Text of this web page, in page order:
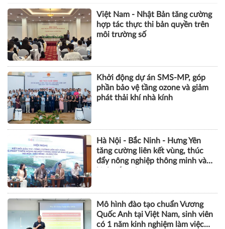
Việt Nam - Nhật Bản tăng cường
hợp tác thực thi bản quyền trên
môi trường số
Khởi động dự án SMS-MP, góp
phần bảo vệ tầng ozone và giảm
phát thải khí nhà kính
Hà Nội - Bắc Ninh - Hưng Yên
tăng cường liên kết vùng, thúc
đẩy nông nghiệp thông minh và
Mô hình đào tạo chuẩn Vương
Quốc Anh tại Việt Nam, sinh viên
có 1 năm kinh nghiệm làm việc